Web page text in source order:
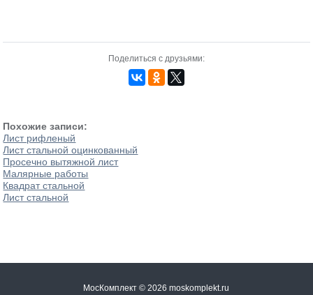
Поделиться с друзьями:
Похожие записи:
Лист рифленый
Лист стальной оцинкованный
Просечно вытяжной лист
Малярные работы
Квадрат стальной
Лист стальной
МосКомплект © 2026 moskomplekt.ru